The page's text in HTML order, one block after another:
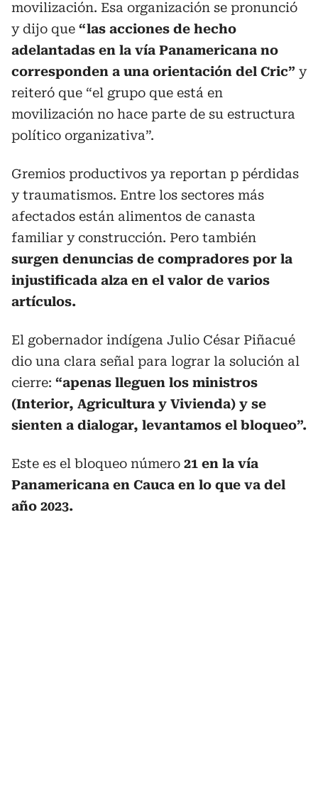
movilización. Esa organización se pronunció
y dijo que “las acciones de hecho
adelantadas en la vía Panamericana no
corresponden a una orientación del Cric” y
reiteró que “el grupo que está en
movilización no hace parte de su estructura
político organizativa”.
Gremios productivos ya reportan p pérdidas
y traumatismos. Entre los sectores más
afectados están alimentos de canasta
familiar y construcción. Pero también
surgen denuncias de compradores por la
injustificada alza en el valor de varios
artículos.
El gobernador indígena Julio César Piñacué
dio una clara señal para lograr la solución al
cierre: “apenas lleguen los ministros
(Interior, Agricultura y Vivienda) y se
sienten a dialogar, levantamos el bloqueo”.
Este es el bloqueo número 21 en la vía
Panamericana en Cauca en lo que va del
año 2023.